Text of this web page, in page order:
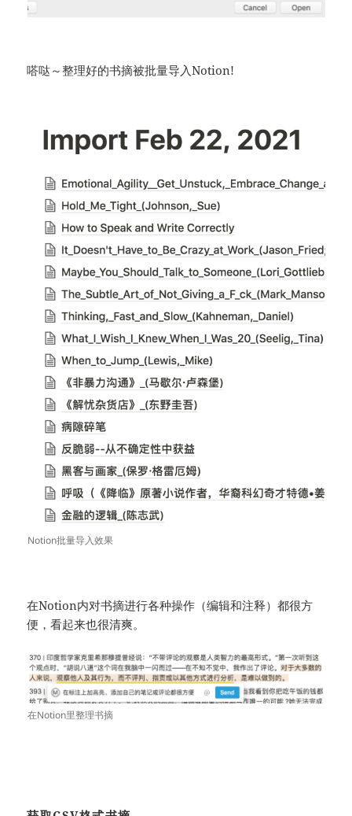
嗒哒～整理好的书摘被批量导入Notion!
Notion批量导入效果
在Notion内对书摘进行各种操作（编辑和注释）都很方
便，看起来也很清爽。
在Notion里整理书摘